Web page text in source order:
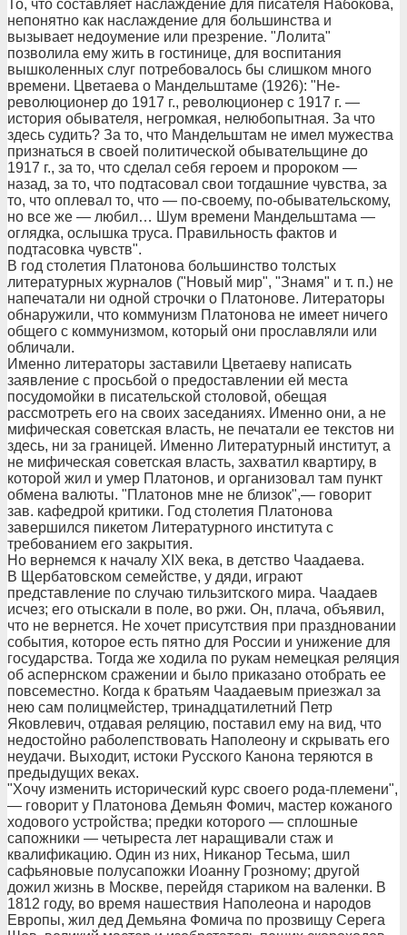
То, что составляет наслаждение для писателя Набокова,
непонятно как наслаждение для большинства и
вызывает недоумение или презрение. "Лолита"
позволила ему жить в гостинице, для воспитания
вышколенных слуг потребовалось бы слишком много
времени. Цветаева о Мандельштаме (1926): "Не-
революционер до 1917 г., революционер с 1917 г. —
история обывателя, негромкая, нелюбопытная. За что
здесь судить? За то, что Мандельштам не имел мужества
признаться в своей политической обывательщине до
1917 г., за то, что сделал себя героем и пророком —
назад, за то, что подтасовал свои тогдашние чувства, за
то, что оплевал то, что — по-своему, по-обывательскому,
но все же — любил… Шум времени Мандельштама —
оглядка, ослышка труса. Правильность фактов и
подтасовка чувств".
В год столетия Платонова большинство толстых
литературных журналов ("Новый мир", "Знамя" и т. п.) не
напечатали ни одной строчки о Платонове. Литераторы
обнаружили, что коммунизм Платонова не имеет ничего
общего с коммунизмом, который они прославляли или
обличали.
Именно литераторы заставили Цветаеву написать
заявление с просьбой о предоставлении ей места
посудомойки в писательской столовой, обещая
рассмотреть его на своих заседаниях. Именно они, а не
мифическая советская власть, не печатали ее текстов ни
здесь, ни за границей. Именно Литературный институт, а
не мифическая советская власть, захватил квартиру, в
которой жил и умер Платонов, и организовал там пункт
обмена валюты. "Платонов мне не близок",— говорит
зав. кафедрой критики. Год столетия Платонова
завершился пикетом Литературного института с
требованием его закрытия.
Но вернемся к началу ХIХ века, в детство Чаадаева.
В Щербатовском семействе, у дяди, играют
представление по случаю тильзитского мира. Чаадаев
исчез; его отыскали в поле, во ржи. Он, плача, объявил,
что не вернется. Не хочет присутствия при праздновании
события, которое есть пятно для России и унижение для
государства. Тогда же ходила по рукам немецкая реляция
об аспернском сражении и было приказано отобрать ее
повсеместно. Когда к братьям Чаадаевым приезжал за
нею сам полицмейстер, тринадцатилетний Петр
Яковлевич, отдавая реляцию, поставил ему на вид, что
недостойно раболепствовать Наполеону и скрывать его
неудачи. Выходит, истоки Русского Канона теряются в
предыдущих веках.
"Хочу изменить исторический курс своего рода-племени",
— говорит у Платонова Демьян Фомич, мастер кожаного
ходового устройства; предки которого — сплошные
сапожники — четыреста лет наращивали стаж и
квалификацию. Один из них, Никанор Тесьма, шил
сафьяновые полусапожки Иоанну Грозному; другой
дожил жизнь в Москве, перейдя стариком на валенки. В
1812 году, во время нашествия Наполеона и народов
Европы, жил дед Демьяна Фомича по прозвищу Серега